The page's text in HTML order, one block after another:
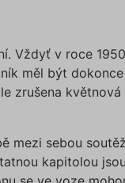
Vždyť v roce
měl být
zrušena květnová
mezi sebou
kapitolou
zprostředkovávají
využívat i bez Vašeho
/